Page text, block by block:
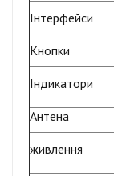
Інтерфейси
Кнопки
Індикатори
Антена
живлення